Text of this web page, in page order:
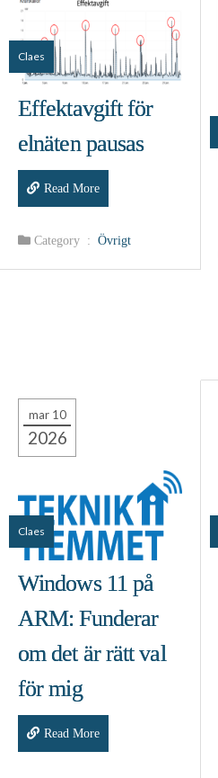
Claes
Effektavgift för
elnäten pausas
Read More
Category : Övrigt
mar 10
2026
Claes
Windows 11 på
ARM: Funderar
om det är rätt val
för mig
Read More